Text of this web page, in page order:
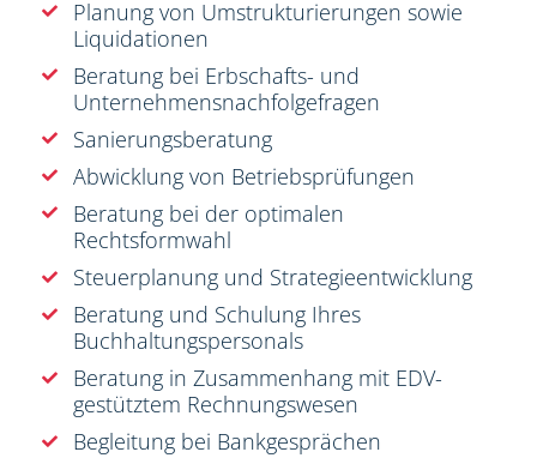
Planung von Umstrukturierungen sowie
Liquidationen
Beratung bei Erbschafts- und
Unternehmensnachfolgefragen
Sanierungsberatung
Abwicklung von Betriebsprüfungen
Beratung bei der optimalen
Rechtsformwahl
Steuerplanung und Strategieentwicklung
Beratung und Schulung Ihres
Buchhaltungspersonals
Beratung in Zusammenhang mit EDV-
gestütztem Rechnungswesen
Begleitung bei Bankgesprächen